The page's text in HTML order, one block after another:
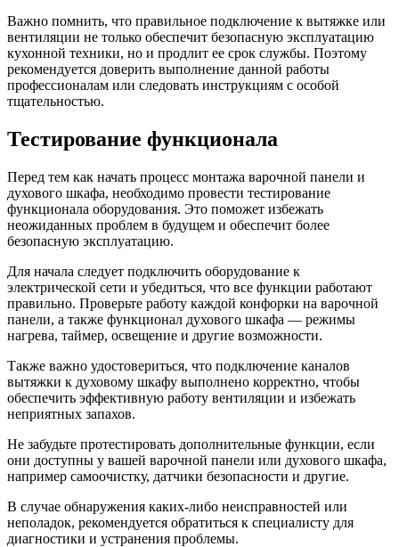
Важно помнить, что правильное подключение к вытяжке или
вентиляции не только обеспечит безопасную эксплуатацию
кухонной техники, но и продлит ее срок службы. Поэтому
рекомендуется доверить выполнение данной работы
профессионалам или следовать инструкциям с особой
тщательностью.
Тестирование функционала
Перед тем как начать процесс монтажа варочной панели и
духового шкафа, необходимо провести тестирование
функционала оборудования. Это поможет избежать
неожиданных проблем в будущем и обеспечит более
безопасную эксплуатацию.
Для начала следует подключить оборудование к
электрической сети и убедиться, что все функции работают
правильно. Проверьте работу каждой конфорки на варочной
панели, а также функционал духового шкафа — режимы
нагрева, таймер, освещение и другие возможности.
Также важно удостовериться, что подключение каналов
вытяжки к духовому шкафу выполнено корректно, чтобы
обеспечить эффективную работу вентиляции и избежать
неприятных запахов.
Не забудьте протестировать дополнительные функции, если
они доступны у вашей варочной панели или духового шкафа,
например самоочистку, датчики безопасности и другие.
В случае обнаружения каких-либо неисправностей или
неполадок, рекомендуется обратиться к специалисту для
диагностики и устранения проблемы.